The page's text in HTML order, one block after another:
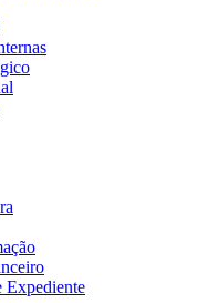
Expediente